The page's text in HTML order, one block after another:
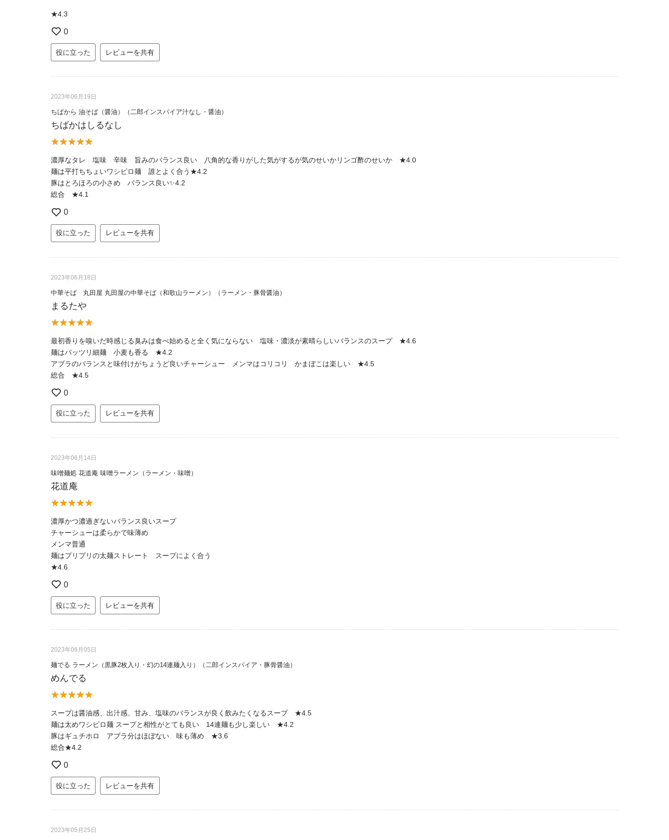
★4.3
0
役に立った レビューを共有
2023年06月19日
ちばから 油そば（醤油）（二郎インスパイア汁なし・醤油）
ちばかはしるなし
濃厚なタレ 塩味 辛味 旨みのバランス良い 八角的な香りがした気がするが気のせいかリンゴ酢のせいか ★4.0
麺は平打ちちょいワシピロ麺 誰とよく合う★4.2
豚はとろほろの小さめ バランス良い✨4.2
総合 ★4.1
0
役に立った レビューを共有
2023年06月18日
中華そば 丸田屋 丸田屋の中華そば（和歌山ラーメン）（ラーメン・豚骨醤油）
まるたや
最初香りを嗅いだ時感じる臭みは食べ始めると全く気にならない 塩味・濃淡が素晴らしいバランスのスープ ★4.6
麺はパッツリ細麺 小麦も香る ★4.2
アブラのバランスと味付けがちょうど良いチャーシュー メンマはコリコリ かまぼこは楽しい ★4.5
総合 ★4.5
0
役に立った レビューを共有
2023年06月14日
味噌麺処 花道庵 味噌ラーメン（ラーメン・味噌）
花道庵
濃厚かつ濃過ぎないバランス良いスープ
チャーシューは柔らかで味薄め
メンマ普通
麺はプリプリの太麺ストレート スープによく合う
★4.6
0
役に立った レビューを共有
2023年06月05日
麺でる ラーメン（黒豚2枚入り・幻の14連麺入り）（二郎インスパイア・豚骨醤油）
めんでる
スープは醤油感、出汁感、甘み、塩味のバランスが良く飲みたくなるスープ ★4.5
麺は太めワシピロ麺 スープと相性がとても良い 14連麺も少し楽しい ★4.2
豚はギュチホロ アブラ分はほぼない 味も薄め ★3.6
総合★4.2
0
役に立った レビューを共有
2023年05月25日